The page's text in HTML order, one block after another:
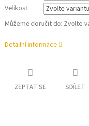
Velikost
Můžeme doručit do: Zvolte
Detailní informace
ZEPTAT SE SDÍLET